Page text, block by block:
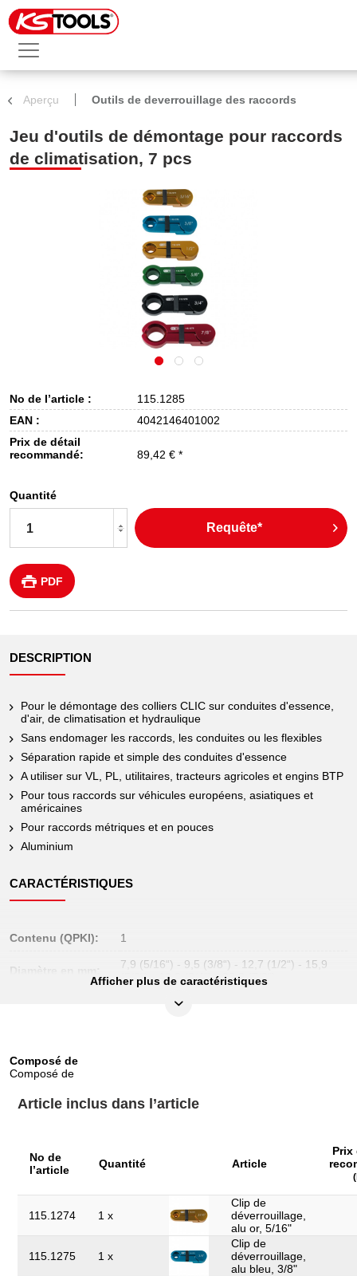
Aperçu Outils de deverrouillage des raccords
Jeu d'outils de démontage pour raccords
de climatisation, 7 pcs
No de l’article :
115.1285
EAN :
4042146401002
Prix de détail
recommandé:
89,42 € *
Quantité
Requête*
PDF
DESCRIPTION
Pour le démontage des colliers CLIC sur conduites d'essence,
d'air, de climatisation et hydraulique
Sans endomager les raccords, les conduites ou les flexibles
Séparation rapide et simple des conduites d'essence
A utiliser sur VL, PL, utilitaires, tracteurs agricoles et engins BTP
Pour tous raccords sur véhicules européens, asiatiques et
américaines
Pour raccords métriques et en pouces
Aluminium
CARACTÉRISTIQUES
Contenu (QPKI): 1
Diamètre en mm:
7,9 (5/16“) - 9,5 (3/8“) - 12,7 (1/2“) - 15,9
(5/8“) - 19,0 (3/4“) - 22,2 (7/8“)
l’emballage en mm:
Longueur de
Afficher plus de caractéristiques
Composé de
Composé de
Article inclus dans l’article
No de
l’article
Quantité Article
Prix
115.1274 1 x
Clip de
déverrouillage,
alu or, 5/16"
115.1275 1 x
Clip de
déverrouillage,
alu bleu, 3/8"